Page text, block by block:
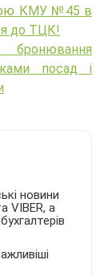
КМУ №45 в
до ТЦК!
посад і
новини
VIBER, а